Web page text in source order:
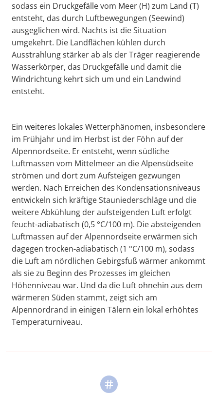
sodass ein Druckgefälle vom Meer (H) zum Land (T)
entsteht, das durch Luftbewegungen (Seewind)
ausgeglichen wird. Nachts ist die Situation
umgekehrt. Die Landflächen kühlen durch
Ausstrahlung stärker ab als der Träger reagierende
Wasserkörper, das Druckgefälle und damit die
Windrichtung kehrt sich um und ein Landwind
entsteht.
Ein weiteres lokales Wetterphänomen, insbesondere
im Frühjahr und im Herbst ist der Föhn auf der
Alpennordseite. Er entsteht, wenn südliche
Luftmassen vom Mittelmeer an die Alpensüdseite
strömen und dort zum Aufsteigen gezwungen
werden. Nach Erreichen des Kondensationsniveaus
entwickeln sich kräftige Stauniederschläge und die
weitere Abkühlung der aufsteigenden Luft erfolgt
feucht-adiabatisch (0,5 °C/100 m). Die absteigenden
Luftmassen auf der Alpennordseite erwärmen sich
dagegen trocken-adiabatisch (1 °C/100 m), sodass
die Luft am nördlichen Gebirgsfuß wärmer ankommt
als sie zu Beginn des Prozesses im gleichen
Höhenniveau war. Und da die Luft ohnehin aus dem
wärmeren Süden stammt, zeigt sich am
Alpennordrand in einigen Tälern ein lokal erhöhtes
Temperaturniveau.